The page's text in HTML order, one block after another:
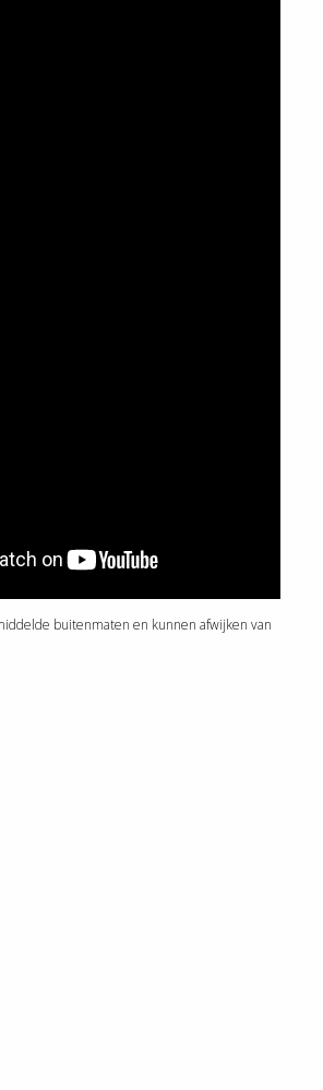
buitenmaten en kunnen afwijken van